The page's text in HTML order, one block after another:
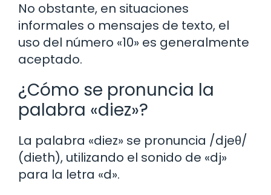
No obstante, en situaciones
informales o mensajes de texto, el
uso del número «10» es generalmente
aceptado.
¿Cómo se pronuncia la
palabra «diez»?
La palabra «diez» se pronuncia /djeθ/
(dieth), utilizando el sonido de «dj»
para la letra «d».